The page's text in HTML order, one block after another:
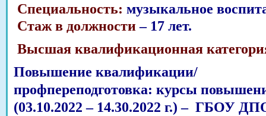
Специальность: музыкальное
Стаж в должности– 17 лет.
Высшая квалификационная
Повышение квалификации/
профпереподготовка: курсы
(03.10.2022 – 14.30.2022 г.) – ГБОУ